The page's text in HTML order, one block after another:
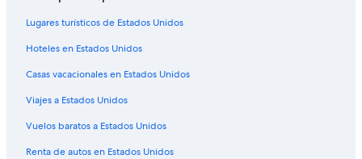
Hoteles para ir de compras en St. George
Hoteles todo incluido en St. George
Hoteles de ski en St. George
Lugares turísticos de Estados Unidos
Hoteles en Estados Unidos
Casas vacacionales en Estados Unidos
Viajes a Estados Unidos
Vuelos baratos a Estados Unidos
Renta de autos en Estados Unidos